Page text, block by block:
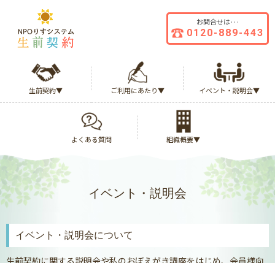
お問合せは···
0120- 889-443
生前契約▼ ご利用にあたり▼ イベント・説明会▼
よくある質問 組織概要▼
イベント・説明会
イベント・説明会について